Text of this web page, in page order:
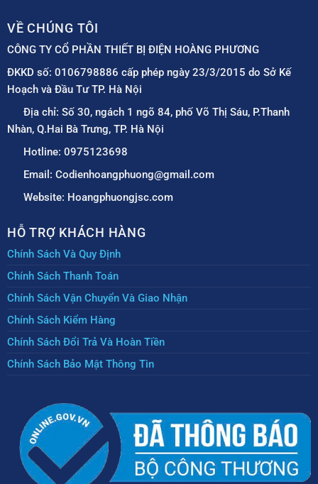
VỀ CHÚNG TÔI
CÔNG TY CỔ PHẦN THIẾT BỊ ĐIỆN HOÀNG PHƯƠNG
ĐKKD số: 0106798886 cấp phép ngày 23/3/2015 do Sở Kế
Hoạch và Đầu Tư TP. Hà Nội
Địa chỉ: Số 30, ngách 1 ngõ 84, phố Võ Thị Sáu, P.Thanh
Nhàn, Q.Hai Bà Trưng, TP. Hà Nội
Hotline: 0975123698
Email: Codienhoangphuong@gmail.com
Website: Hoangphuongjsc.com
HỖ TRỢ KHÁCH HÀNG
Chính Sách Và Quy Định
Chính Sách Thanh Toán
Chính Sách Vận Chuyển Và Giao Nhận
Chính Sách Kiểm Hàng
Chính Sách Đổi Trả Và Hoàn Tiền
Chính Sách Bảo Mật Thông Tin